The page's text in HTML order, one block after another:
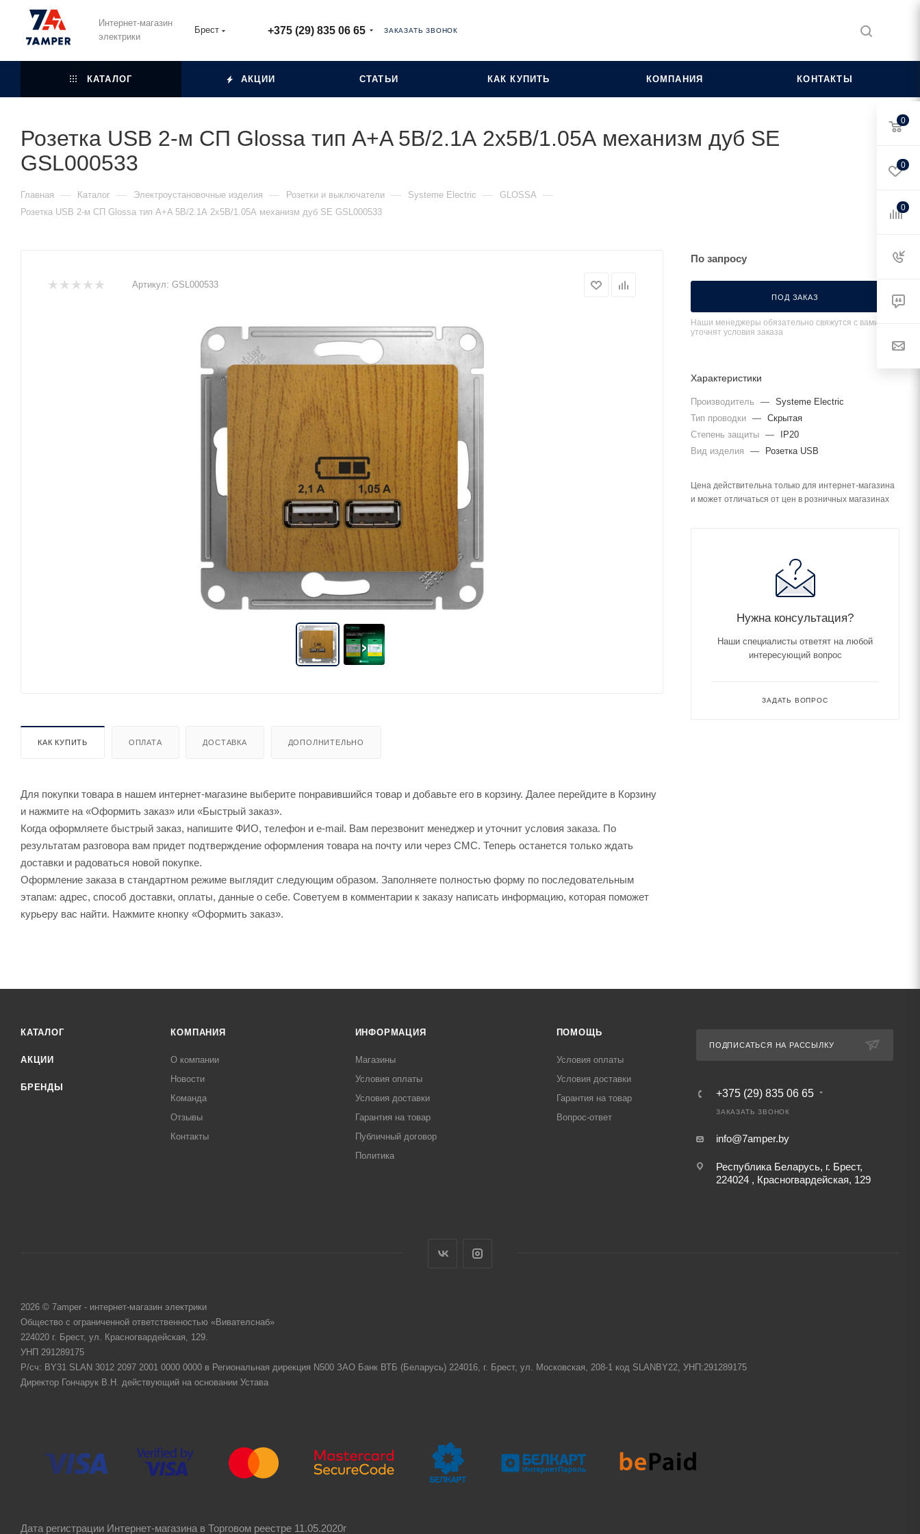
Интернет-магазин
электрики
Брест +375 (29) 835 06 65 ЗАКАЗАТЬ ЗВОНОК
КАТАЛОГ АКЦИИ СТАТЬИ КАК КУПИТЬ КОМПАНИЯ КОНТАКТЫ
Розетка USB 2-м СП Glossa тип A+A 5В/2.1А 2х5В/1.05А механизм дуб SE
GSL000533
Главная — Каталог — Электроустановочные изделия — Розетки и выключатели — Systeme Electric — GLOSSA —
Розетка USB 2-м СП Glossa тип A+A 5В/2.1А 2х5В/1.05А механизм дуб SE GSL000533
Артикул: GSL000533
КАК КУПИТЬ ОПЛАТА ДОСТАВКА ДОПОЛНИТЕЛЬНО
Для покупки товара в нашем интернет-магазине выберите понравившийся товар и добавьте его в корзину. Далее перейдите в Корзину
и нажмите на «Оформить заказ» или «Быстрый заказ».
Когда оформляете быстрый заказ, напишите ФИО, телефон и e-mail. Вам перезвонит менеджер и уточнит условия заказа. По
результатам разговора вам придет подтверждение оформления товара на почту или через СМС. Теперь останется только ждать
доставки и радоваться новой покупке.
Оформление заказа в стандартном режиме выглядит следующим образом. Заполняете полностью форму по последовательным
этапам: адрес, способ доставки, оплаты, данные о себе. Советуем в комментарии к заказу написать информацию, которая поможет
курьеру вас найти. Нажмите кнопку «Оформить заказ».
По запросу
ПОД ЗАКАЗ
Наши менеджеры обязательно свяжутся с вами и
уточнят условия заказа
Характеристики
Производитель — Systeme Electric
Тип проводки — Скрытая
Степень защиты —
IP20
Вид изделия
— Розетка USB
Цена действительна только для интернет-магазина
и может отличаться от цен в розничных магазинах
Нужна консультация?
Наши специалисты ответят на любой
интересующий вопрос
ЗАДАТЬ ВОПРОС
КАТАЛОГ
АКЦИИ
БРЕНДЫ
КОМПАНИЯ
О компании
Новости
Команда
Отзывы
Контакты
ИНФОРМАЦИЯ
Магазины
Условия оплаты
Условия доставки
Гарантия на товар
Публичный договор
Политика
ПОМОЩЬ
Условия оплаты
Условия доставки
Гарантия на товар
Вопрос-ответ
ПОДПИСАТЬСЯ НА РАССЫЛКУ
+375 (29) 835 06 65
ЗАКАЗАТЬ ЗВОНОК
info@7amper.by
Республика Беларусь, г. Брест,
224024 , Красногвардейская, 129
2026 © 7amper - интернет-магазин электрики
Общество с ограниченной ответственностью «Вивателснаб»
224020 г. Брест, ул. Красногвардейская, 129.
УНП 291289175
Р/сч: BY31 SLAN 3012 2097 2001 0000 0000 в Региональная дирекция N500 ЗАО Банк ВТБ (Беларусь) 224016, г. Брест, ул. Московская, 208-1 код SLANBY22, УНП:291289175
Директор Гончарук В.Н. действующий на основании Устава
Дата регистрации Интернет-магазина в Торговом реестре 11.05.2020г
0
0
0